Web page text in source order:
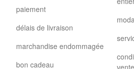
paiement
délais de livraison
marchandise endommagée
bon cadeau